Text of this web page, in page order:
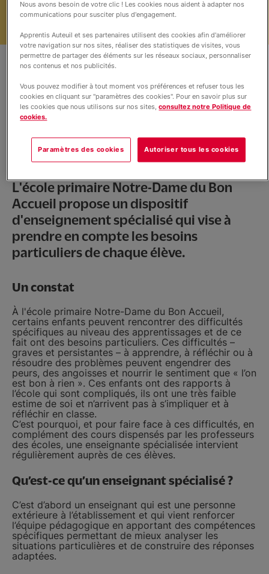
Internat éducatif et scolaire
Vie du site
Informations
Léo au temps d'études adapté en compagnie de Hichame
Abdou éducateur scolaire
L'école primaire Notre-Dame du Bon
Accueil propose un dispositif
d'enseignement spécialisé qui vise à
prendre en compte les besoins
particuliers de chaque élève.
Un constat
À l'école primaire Notre-Dame du Bon Accueil,
certains enfants peuvent rencontrer des difficultés
spécifiques au niveau des apprentissages et de ce
fait ont des besoins particuliers. Ces difficultés –
graves et persistantes – à apprendre, à réfléchir ou à
résoudre des problèmes peuvent engendrer des
peurs, des angoisses et nourrir le sentiment que « l’on
est bon à rien ». Ces enfants ont des rapports à
l’école qui sont compliqués, ils ont une très faible
estime de soi et n’arrivent pas à s’impliquer et à
réfléchir en classe.
C’est pourquoi, et pour faire face à ces difficultés, en
complément des cours dispensés par les professeurs
des écoles, une enseignante spécialisée intervient
régulièrement auprès de ces élèves.
Qu’est-ce qu’un enseignant spécialisé ?
C’est d’abord un enseignant qui est une personne
extérieure à l’établissement et qui vient renforcer
l’équipe pédagogique en apportant des compétences
spécifiques permettant de mieux analyser les
situations particulières et de construire des réponses
adaptées.
Nous avons besoin de votre clic ! Les cookies nous aident à adapter nos
communications pour susciter plus d'engagement.
Apprentis Auteuil et ses partenaires utilisent des cookies afin d'améliorer
votre navigation sur nos sites, réaliser des statistiques de visites, vous
permettre de partager des éléments sur les réseaux sociaux, personnaliser
nos contenus et nos publicités.
Vous pouvez modifier à tout moment vos préférences et refuser tous les
cookies en cliquant sur "paramètres des cookies". Pour en savoir plus sur
les cookies que nous utilisons sur nos sites,consultez notre Politique de
cookies.
Paramètres des cookies Autoriser tous les cookies